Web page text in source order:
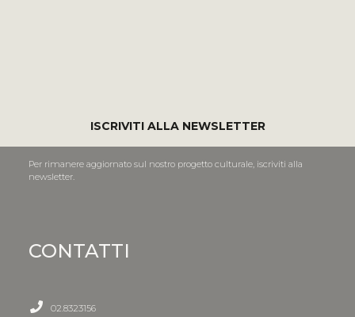
ISCRIVITI ALLA NEWSLETTER
Per rimanere aggiornato sul nostro progetto culturale, iscriviti alla
newsletter.
CONTATTI
02.8323156